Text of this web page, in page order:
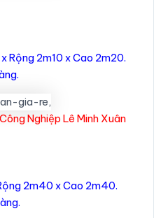
Rộng 2m10 x Cao 2m20.
Nghiệp Lê Minh Xuân
2m40 x Cao 2m40.